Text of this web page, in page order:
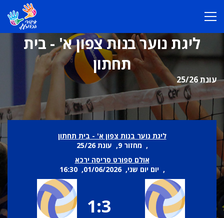
ליגת נוער בנות צפון א' - בית
תחתון
עונת 25/26
ליגת נוער בנות צפון א' - בית תחתון
, מחזור 9, עונת 25/26
אולם ספורט סריסה ירכא
, יום יום שני, 01/06/2026, 16:30
1:3